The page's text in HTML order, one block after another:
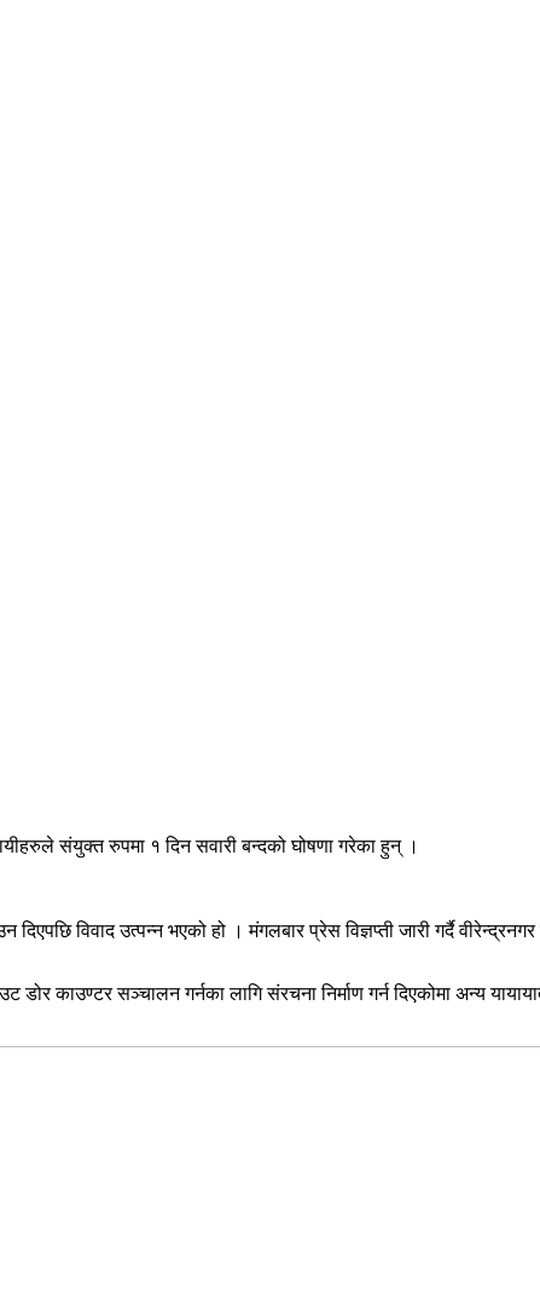
संयुक्त रुपमा १ दिन सवारी बन्दको घोषणा गरेका हुन् ।
विवाद उत्पन्न भएको हो । मंगलबार प्रेस विज्ञप्ती जारी गर्दै वीरेन्द्रनगर
काउण्टर सञ्चालन गर्नका लागि संरचना निर्माण गर्न दिएकोमा अन्य